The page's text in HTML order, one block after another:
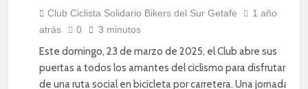
DIVERSIÓN
SOCIAL
Club Ciclista Solidario Bikers del Sur Getafe
1 año
atrás
0 3 minutos
Este domingo, 23 de marzo de 2025, el Club abre sus
puertas a todos los amantes del ciclismo para disfrutar
de una ruta social en bicicleta por carretera. Una jornada